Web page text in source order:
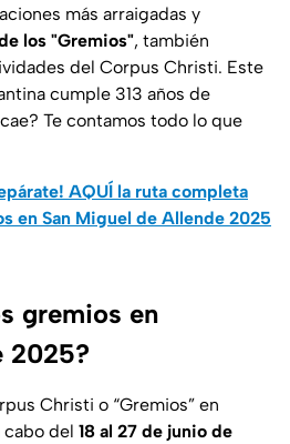
más arraigadas y
los "Gremios", también
del Corpus Christi. Este
cumple 313 años de
Te contamos todo lo que
AQUÍ la ruta completa
en San Miguel de Allende 2025
gremios en
2025?
Christi o “Gremios” en
cabo del 18 al 27 de junio de